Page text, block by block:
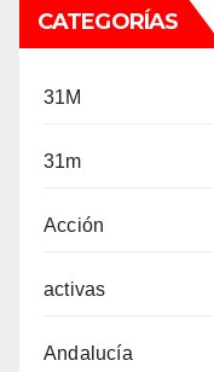
CATEGORÍAS
31M
31m
Acción
activas
Andalucía